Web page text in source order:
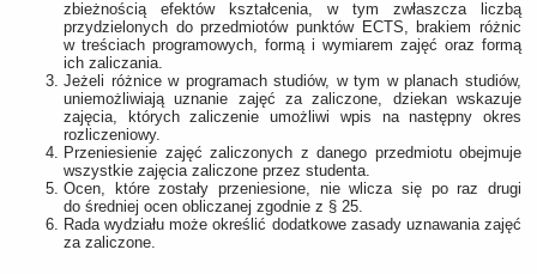
zbieżnością efektów kształcenia, w tym zwłaszcza liczbą
przydzielonych do przedmiotów punktów ECTS, brakiem różnic
w treściach programowych, formą i wymiarem zajęć oraz formą
ich zaliczania.
Jeżeli różnice w programach studiów, w tym w planach studiów,
uniemożliwiają uznanie zajęć za zaliczone, dziekan wskazuje
zajęcia, których zaliczenie umożliwi wpis na następny okres
rozliczeniowy.
Przeniesienie zajęć zaliczonych z danego przedmiotu obejmuje
wszystkie zajęcia zaliczone przez studenta.
Ocen, które zostały przeniesione, nie wlicza się po raz drugi
do średniej ocen obliczanej zgodnie z § 25.
Rada wydziału może określić dodatkowe zasady uznawania zajęć
za zaliczone.